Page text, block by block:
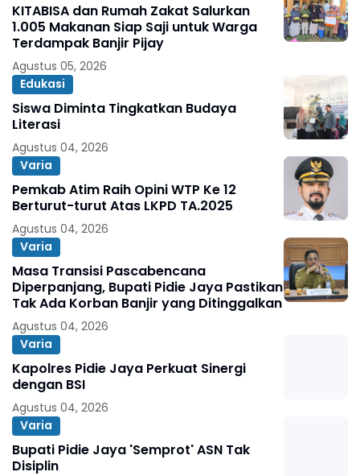
KITABISA dan Rumah Zakat Salurkan
1.005 Makanan Siap Saji untuk Warga
Terdampak Banjir Pijay
Agustus 05, 2026
Edukasi
Siswa Diminta Tingkatkan Budaya
Literasi
Agustus 04, 2026
Varia
Pemkab Atim Raih Opini WTP Ke 12
Berturut-turut Atas LKPD TA.2025
Agustus 04, 2026
Varia
Masa Transisi Pascabencana
Diperpanjang, Bupati Pidie Jaya Pastikan
Tak Ada Korban Banjir yang Ditinggalkan
Agustus 04, 2026
Varia
Kapolres Pidie Jaya Perkuat Sinergi
dengan BSI
Agustus 04, 2026
Varia
Bupati Pidie Jaya 'Semprot' ASN Tak
Disiplin